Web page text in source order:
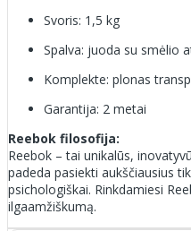
Svoris: 1,5 kg
Spalva: juoda su smėlio
Komplekte: plonas
Garantija: 2 metai
Reebok filosofija:
Reebok – tai unikalūs,
padeda pasiekti aukščiausius
psichologiškai. Rinkdamiesi
ilgaamžiškumą.